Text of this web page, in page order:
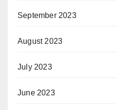
September 2023
August 2023
July 2023
June 2023